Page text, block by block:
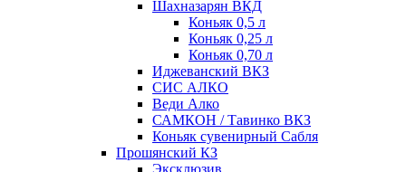
Шахназарян ВКД
Коньяк 0,5 л
Коньяк 0,25 л
Коньяк 0,70 л
Иджеванский ВКЗ
СИС АЛКО
Веди Алко
САМКОН / Тавинко ВКЗ
Коньяк сувенирный Сабля
Прошянский КЗ
Эксклюзив